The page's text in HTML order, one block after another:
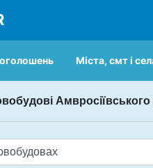
Міста, смт і